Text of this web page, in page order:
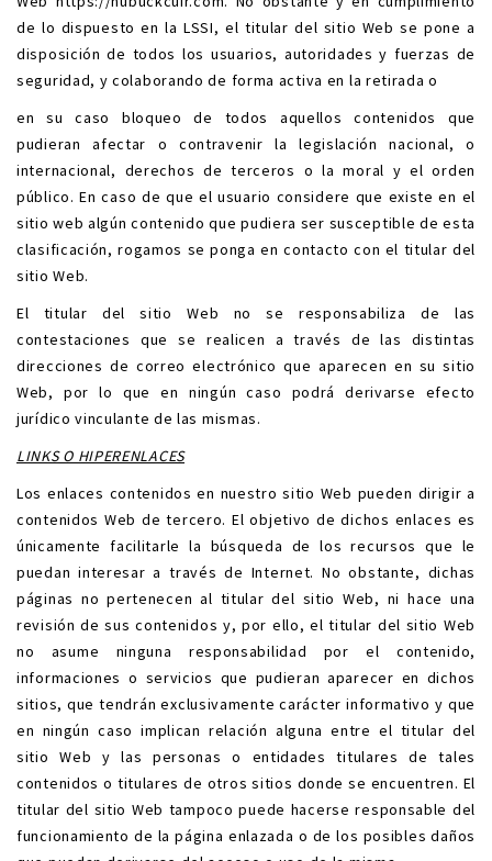
de lo dispuesto en la LSSI, el titular del sitio Web se pone a
disposición de todos los usuarios, autoridades y fuerzas de
seguridad, y colaborando de forma activa en la retirada o
en su caso bloqueo de todos aquellos contenidos que
pudieran afectar o contravenir la legislación nacional, o
internacional, derechos de terceros o la moral y el orden
público. En caso de que el usuario considere que existe en el
sitio web algún contenido que pudiera ser susceptible de esta
clasificación, rogamos se ponga en contacto con el titular del
sitio Web.
El titular del sitio Web no se responsabiliza de las
contestaciones que se realicen a través de las distintas
direcciones de correo electrónico que aparecen en su sitio
Web, por lo que en ningún caso podrá derivarse efecto
jurídico vinculante de las mismas.
LINKS O HIPERENLACES
Los enlaces contenidos en nuestro sitio Web pueden dirigir a
contenidos Web de tercero. El objetivo de dichos enlaces es
únicamente facilitarle la búsqueda de los recursos que le
puedan interesar a través de Internet. No obstante, dichas
páginas no pertenecen al titular del sitio Web, ni hace una
revisión de sus contenidos y, por ello, el titular del sitio Web
no asume ninguna responsabilidad por el contenido,
informaciones o servicios que pudieran aparecer en dichos
sitios, que tendrán exclusivamente carácter informativo y que
en ningún caso implican relación alguna entre el titular del
sitio Web y las personas o entidades titulares de tales
contenidos o titulares de otros sitios donde se encuentren. El
titular del sitio Web tampoco puede hacerse responsable del
funcionamiento de la página enlazada o de los posibles daños